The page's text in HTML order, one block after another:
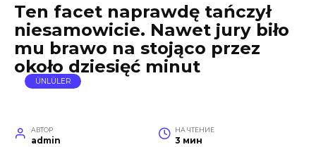
Ten facet naprawdę tańczył
niesamowicie. Nawet jury biło
mu brawo na stojąco przez
około dziesięć minut
ÜNLÜLER
АВТОР
admin
НА ЧТЕНИЕ
3 мин